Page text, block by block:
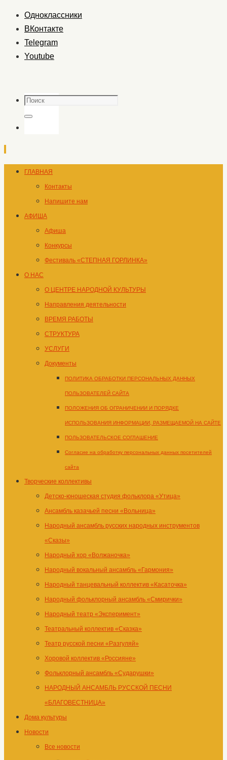
Одноклассники
ВКонтакте
Telegram
Youtube
Поиск
Поиск
Перейти
содержимому
ГЛАВНАЯ
Контакты
Напишите нам
АФИША
Афиша
Конкурсы
Фестиваль «СТЕПНАЯ ГОРЛИНКА»
О НАС
О ЦЕНТРЕ НАРОДНОЙ КУЛЬТУРЫ
Направления деятельности
ВРЕМЯ РАБОТЫ
СТРУКТУРА
УСЛУГИ
Документы
ПОЛИТИКА ОБРАБОТКИ ПЕРСОНАЛЬНЫХ ДАННЫХ
ПОЛЬЗОВАТЕЛЕЙ САЙТА
ПОЛОЖЕНИЯ ОБ ОГРАНИЧЕНИИ И ПОРЯДКЕ
ИСПОЛЬЗОВАНИЯ ИНФОРМАЦИИ, РАЗМЕЩАЕМОЙ НА САЙТЕ
ПОЛЬЗОВАТЕЛЬСКОЕ СОГЛАШЕНИЕ
Согласие на обработку персональных данных посетителей
сайта
Творческие коллективы
Детско-юношеская студия фольклора «Утица»
Ансамбль казачьей песни «Вольница»
Народный ансамбль русских народных инструментов
«Сказы»
Народный хор «Волжаночка»
Народный вокальный ансамбль «Гармония»
Народный танцевальный коллектив «Касаточка»
Народный фольклорный ансамбль «Смирички»
Народный театр «Эксперимент»
Театральный коллектив «Сказка»
Театр русской песни «Разгуляй»
Хоровой коллектив «Россияне»
Фольклорный ансамбль «Сударушки»
НАРОДНЫЙ АНСАМБЛЬ РУССКОЙ ПЕСНИ
«БЛАГОВЕСТНИЦА»
Дома культуры
Новости
Все новости